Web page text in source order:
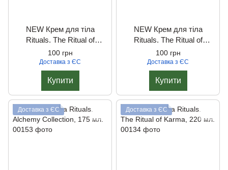
NEW Крем для тіла
Rituals. The Ritual of
Sakura, 220 мл.
100 грн
Доставка з ЄС
Купити
NEW Крем для тіла
Rituals. The Ritual of
Yozakura, 220 мл.
100 грн
Доставка з ЄС
Купити
Доставка з ЄС Доставка з ЄС